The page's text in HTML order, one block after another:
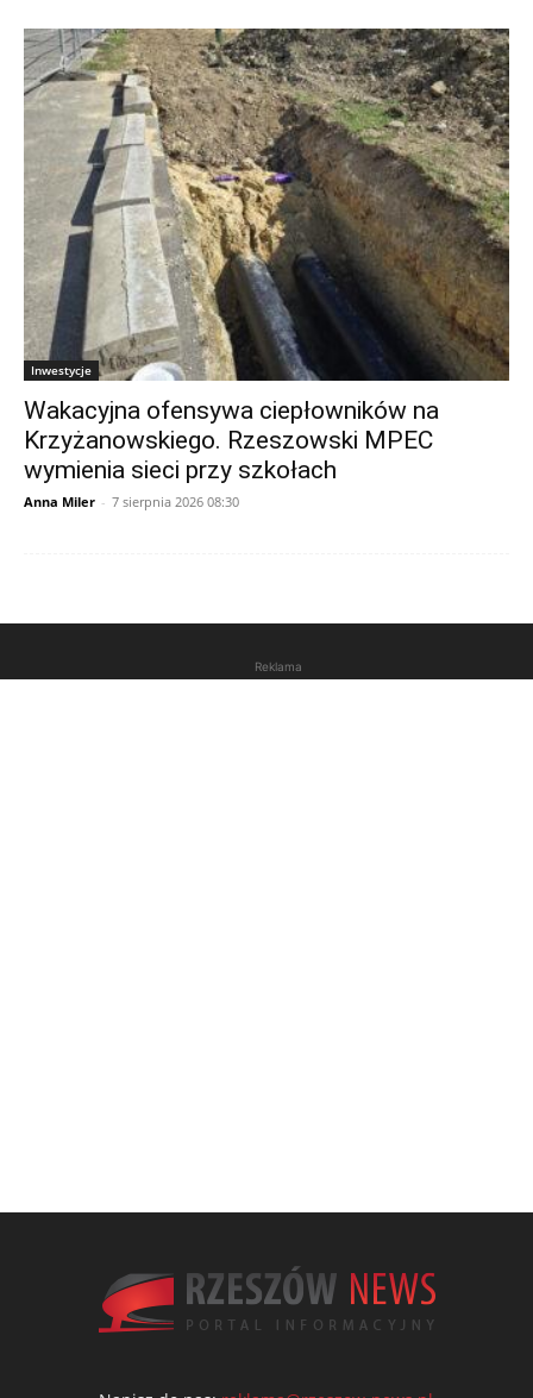
Inwestycje
Wakacyjna ofensywa ciepłowników na
Krzyżanowskiego. Rzeszowski MPEC
wymienia sieci przy szkołach
Anna Miler - 7 sierpnia 2026 08:30
Reklama